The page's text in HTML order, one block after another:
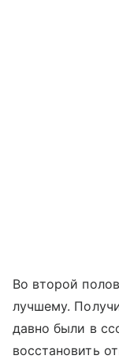
Во второй
лучшему.
давно были в
восстановить